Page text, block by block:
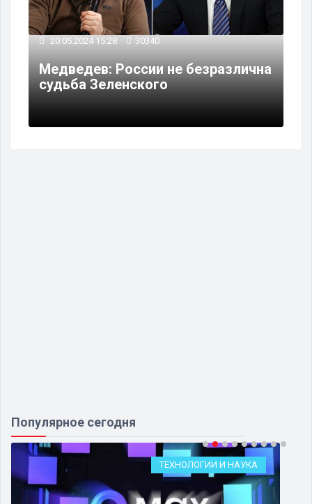
20.05.2024 15:28 30340
Медведев: России не безразлична
судьба Зеленского
Популярное сегодня
ТЕХНОЛОГИИ И НАУКА